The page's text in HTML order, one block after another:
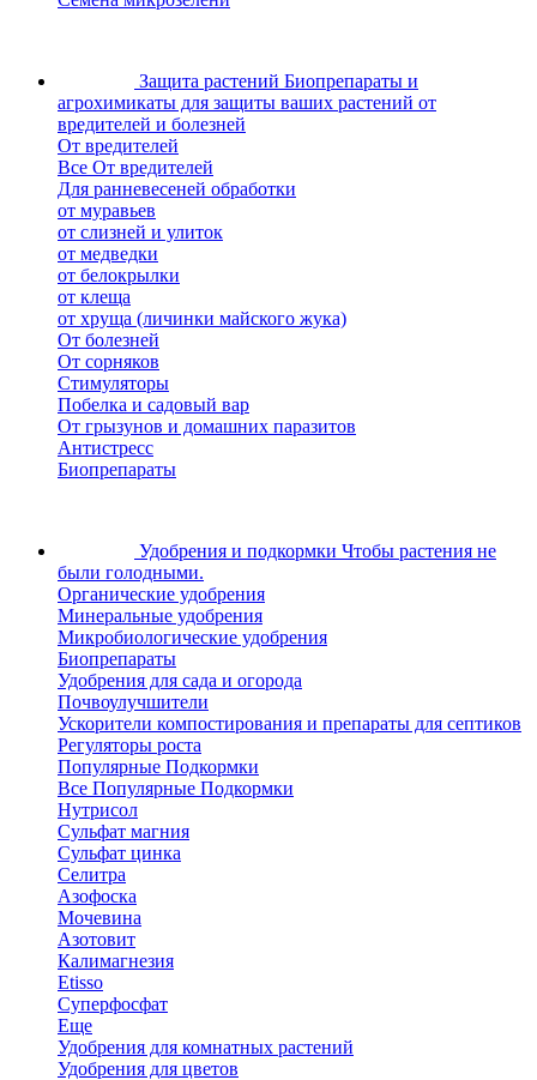
Защита растений Биопрепараты и
агрохимикаты для защиты ваших растений от
вредителей и болезней
От вредителей
Все От вредителей
Для ранневесеней обработки
от муравьев
от слизней и улиток
от медведки
от белокрылки
от клеща
от хруща (личинки майского жука)
От болезней
От сорняков
Стимуляторы
Побелка и садовый вар
От грызунов и домашних паразитов
Антистресс
Биопрепараты
Удобрения и подкормки Чтобы растения не
были голодными.
Органические удобрения
Минеральные удобрения
Микробиологические удобрения
Биопрепараты
Удобрения для сада и огорода
Почвоулучшители
Ускорители компостирования и препараты для септиков
Регуляторы роста
Популярные Подкормки
Все Популярные Подкормки
Нутрисол
Сульфат магния
Сульфат цинка
Селитра
Азофоска
Мочевина
Азотовит
Калимагнезия
Etisso
Суперфосфат
Еще
Удобрения для комнатных растений
Удобрения для цветов